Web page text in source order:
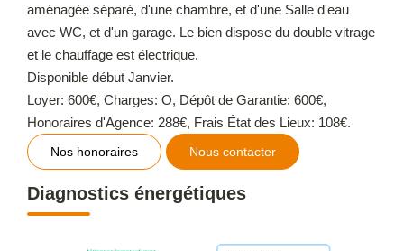
aménagée séparé, d'une chambre, et d'une Salle d'eau
avec WC, et d'un garage. Le bien dispose du double vitrage
et le chauffage est électrique.
Disponible début Janvier.
Loyer: 600€, Charges: O, Dépôt de Garantie: 600€,
Honoraires d'Agence: 288€, Frais État des Lieux: 108€.
Nos honoraires Nous contacter
Diagnostics énergétiques